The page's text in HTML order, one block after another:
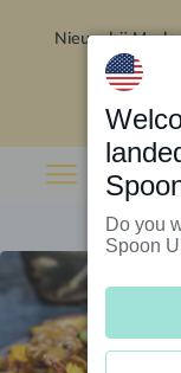
Nieuw bij
Do you
Spoon